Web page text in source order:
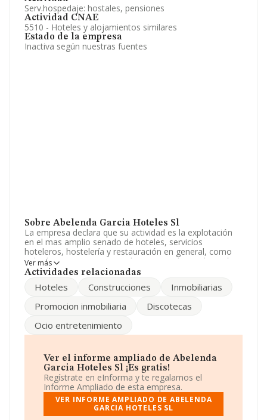
Serv.hospedaje: hostales, pensiones
Actividad CNAE
5510 - Hoteles y alojamientos similares
Estado de la empresa
Inactiva según nuestras fuentes
Sobre Abelenda Garcia Hoteles Sl
La empresa declara que su actividad es la explotación
en el mas amplio senado de hoteles, servicios
hoteleros, hostelería y restauración en general, como
pub, discotecas. construcción, promoción, explotación
inmobiliaria, adquirir, administrar, gestionar,. La
Sociedad Limitada. Clasifica su actividad CNAE como
sociedad no tiene actividad en mercados exteriores.
La sociedadAbelenda Garcia Hoteles S.L
B18479600, se encuentra en Calle Jardines núm. 4 At,
En relación con el sector y disponiendo de los datos de
hasta 25.455 empresas, en el ámbito nacional la
facturación alcanza la cifra de 32.542 millones de euros
y se calcula un promedio de facturación de 1 millón de
euros entre todas las compañías. En cuanto a la
información relativa a la provincia de Granada, en la
Ver más
Actividades relacionadas
Hoteles Construcciones
Inmobiliarias
Promocion inmobiliaria
Discotecas
Ocio entretenimiento
Ver el informe ampliado de Abelenda
Garcia Hoteles Sl ¡Es gratis!
Regístrate en eInforma y te regalamos el
Informe Ampliado de esta empresa.
VER INFORME AMPLIADO DE ABELENDA
GARCIA HOTELES SL